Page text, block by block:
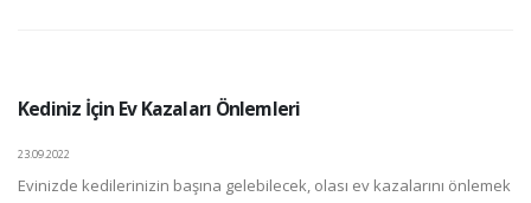
Kediniz İçin Ev Kazaları Önlemleri
23.09.2022
Evinizde kedilerinizin başına gelebilecek, olası ev kazalarını önlemek